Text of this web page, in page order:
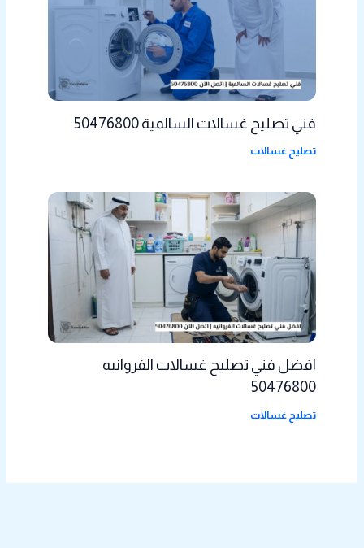
فني تصليح غسالات السالمية 50476800
تصليح غسالات
افضل فني تصليح غسالات الفروانيه
50476800
تصليح غسالات